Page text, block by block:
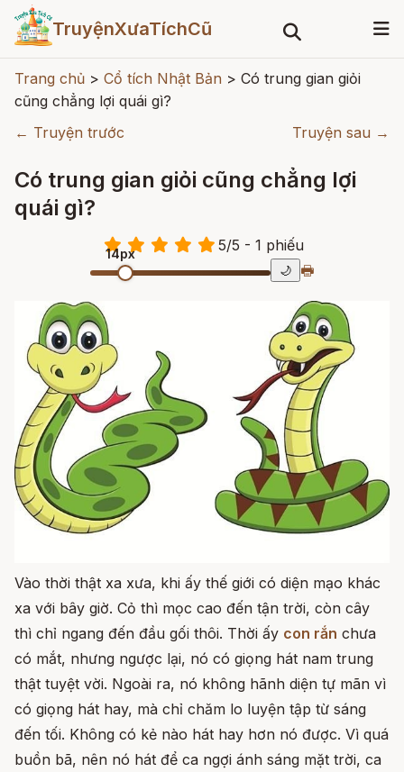
TruyệnXưaTíchCũ
Trang chủ > Cổ tích Nhật Bản > Có trung gian giỏi
cũng chẳng lợi quái gì?
← Truyện trước
Truyện sau →
Có trung gian giỏi cũng chẳng lợi
quái gì?
5/5 - 1 phiếu
14px
🌙 🖶
Vào thời thật xa xưa, khi ấy thế giới có diện mạo khác
xa với bây giờ. Cỏ thì mọc cao đến tận trời, còn cây
thì chỉ ngang đến đầu gối thôi. Thời ấy con rắn chưa
có mắt, nhưng ngược lại, nó có giọng hát nam trung
thật tuyệt vời. Ngoài ra, nó không hãnh diện tự mãn vì
có giọng hát hay, mà chỉ chăm lo luyện tập từ sáng
đến tối. Không có kẻ nào hát hay hơn nó được. Vì quá
buồn bã, nên nó hát để ca ngợi ánh sáng mặt trời, ca